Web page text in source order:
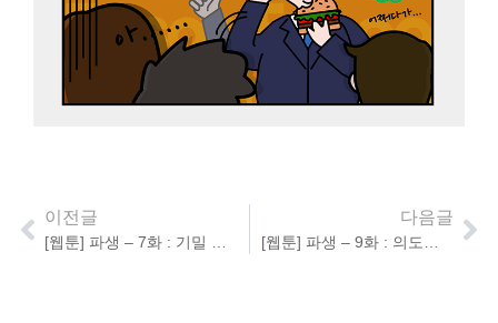
이전글
[웹툰] 파생 – 7화 : 기밀 문서의 정체
다음글
[웹툰] 파생 – 9화 : 의도치 않게 납량특집